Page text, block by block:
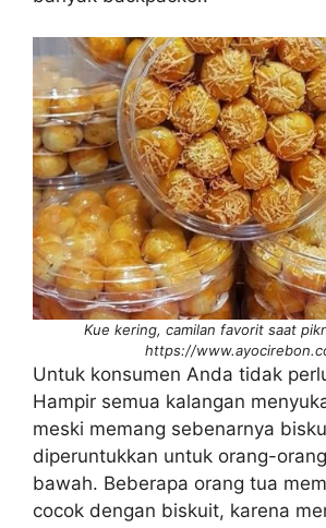
Kue kering, camilan favorit saat
https://
Untuk konsumen Anda tidak
Hampir semua kalangan
meski memang sebenarnya
diperuntukkan untuk orang-
bawah. Beberapa orang tua
cocok dengan biskuit, karena